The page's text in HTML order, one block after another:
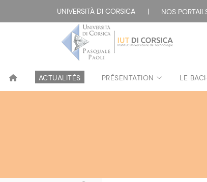
UNIVERSITÀ DI CORSICA | NOS
ACTUALITÉS PRÉSENTATION LE